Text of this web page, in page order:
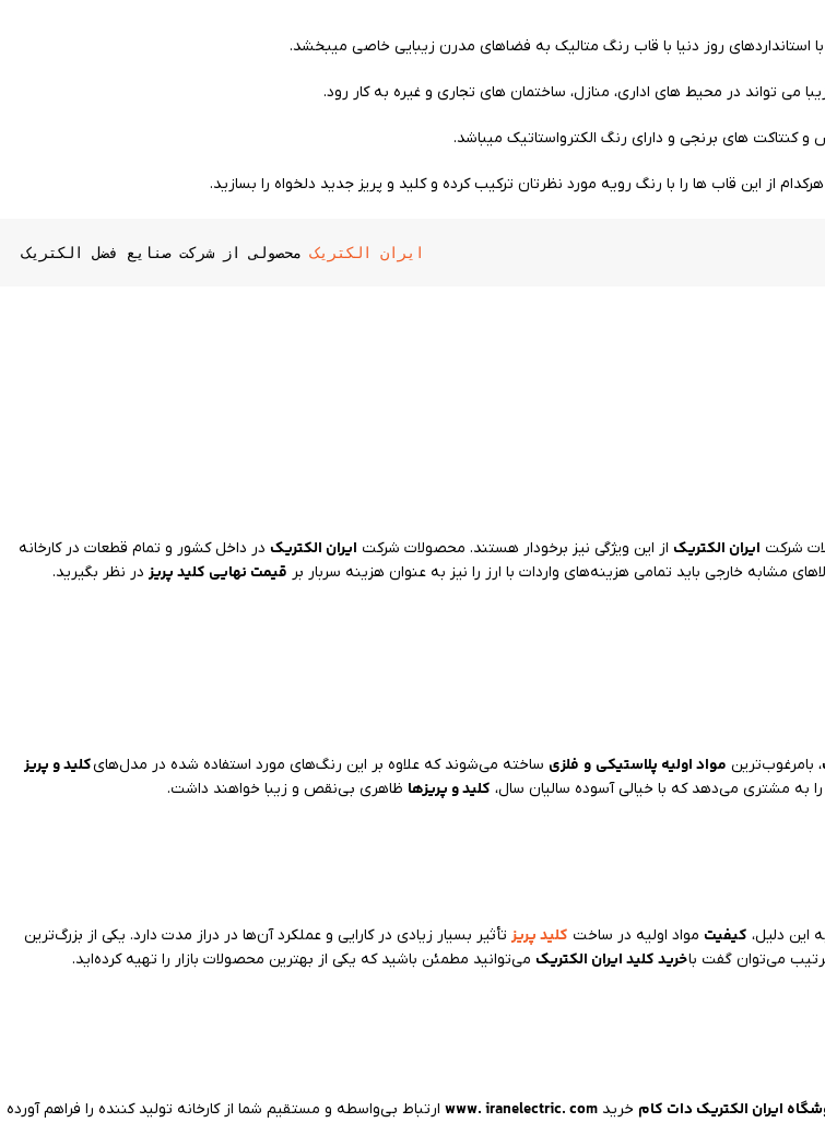
تواند در محیط های اداری، منازل، ساختمان های تجاری و غیره به کار رود.
و کنتاکت های برنجی و دارای رنگ الکترواستاتیک میباشد.
از این قاب ها را با رنگ رویه مورد نظرتان ترکیب کرده و کلید و پریز جدید دلخواه را بسازید.
ایران الکتریک محصولی از شرکت صنایع فضل الکتریک
شرکت ایران الکتریک از این ویژگی نیز برخودار هستند. محصولات شرکت ایران الکتریک در داخل کشور و تمام قطعات در کارخانه
مشابه خارجی باید تمامی هزینه‌های واردات با ارز را نیز به عنوان هزینه سربار بر قیمت نهایی کلید پریز در نظر بگیرید.
، بامرغوب‌ترین مواد اولیه پلاستیکی و فلزی ساخته می‌شوند که علاوه بر این رنگ‌های مورد استفاده شده در مدل‌هایکلید و پریز
به مشتری می‌دهد که با خیالی آسوده سالیان سال، کلید و پریزها ظاهری بی‌نقص و زیبا خواهند داشت.
این دلیل، کیفیت مواد اولیه در ساخت کلید پریز تأثیر بسیار زیادی در کارایی و عملکرد آن‌ها در دراز مدت دارد. یکی از بزرگ‌ترین
می‌توان گفت باخرید کلید ایران الکتریک می‌توانید مطمئن باشید که یکی از بهترین محصولات بازار را تهیه کرده‌اید.
ایران الکتریک دات کام خرید www. iranelectric. com ارتباط بی‌واسطه و مستقیم شما از کارخانه تولید کننده را فراهم آورده